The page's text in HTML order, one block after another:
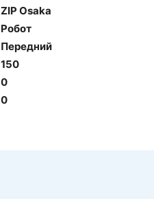
ZIP Osaka
Робот
Передний
150
0
0